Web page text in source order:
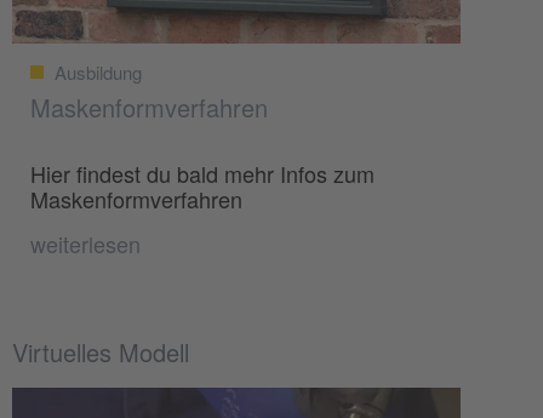
Ausbildung
Maskenformverfahren
Hier findest du bald mehr Infos zum
Maskenformverfahren
weiterlesen
Virtuelles Modell